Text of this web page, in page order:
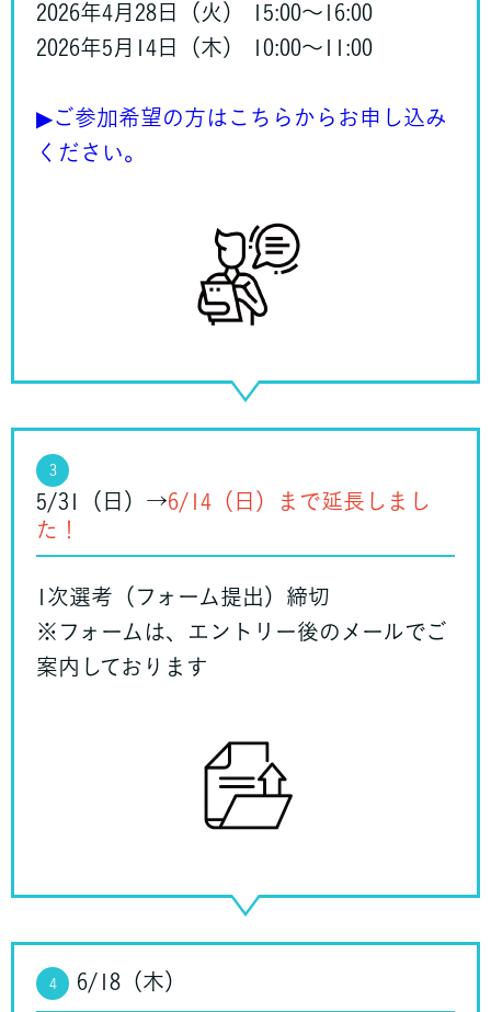
2026年4月28日（火） 15:00～16:00
2026年5月14日（木） 10:00～11:00
▶ご参加希望の方はこちらからお申し込み
ください。
3
5/31（日）→6/14（日）まで延長しまし
た！
1次選考（フォーム提出）締切
※フォームは、エントリー後のメールでご
案内しております
4 6/18（木）